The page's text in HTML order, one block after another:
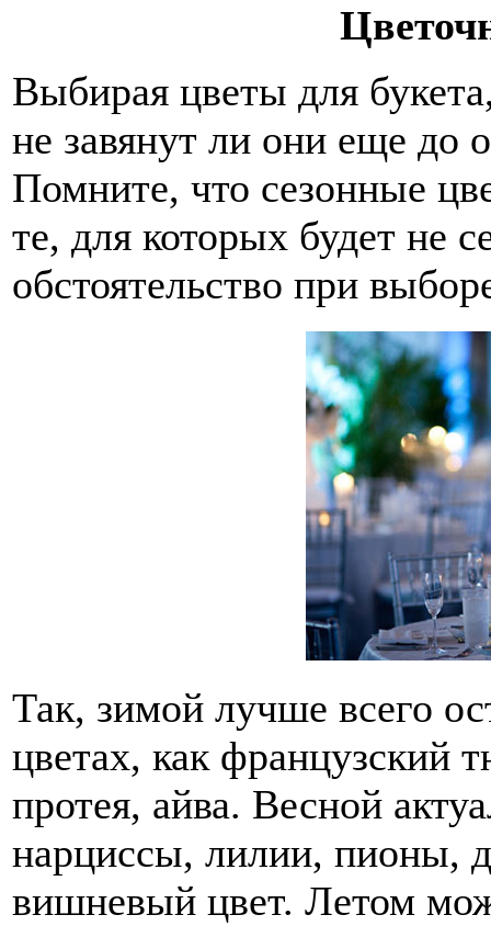
Выбирая цветы для
не завянут ли они еще до
Помните, что сезонные
те, для которых будет не
обстоятельство при
Так, зимой лучше всего
цветах, как французский
протея, айва. Весной
нарциссы, лилии, пионы,
вишневый цвет. Летом